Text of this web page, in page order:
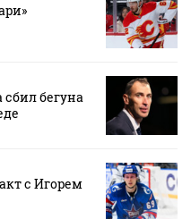
бегуна
с Игорем